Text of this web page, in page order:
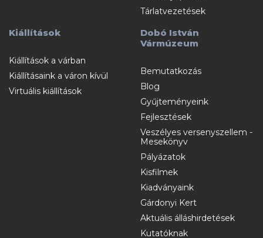
Tárlatvezetések
Kiállítások
Kiállítások a várban
Kiállításaink a váron kívül
Virtuális kiállítások
Dobó István
Vármúzeum
Bemutatkozás
Blog
Gyűjteményeink
Fejlesztések
Veszélyes versenyszellem -
Mesekönyv
Pályázatok
Kisfilmek
Kiadványaink
Gárdonyi Kert
Aktuális álláshirdetések
Kutatóknak